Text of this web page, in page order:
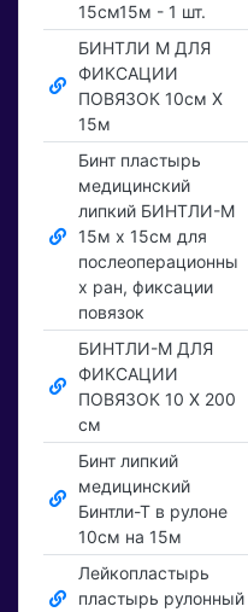
15см15м - 1 шт.
БИНТЛИ М ДЛЯ
ФИКСАЦИИ
ПОВЯЗОК 10см Х
15м
Бинт пластырь
медицинский
липкий БИНТЛИ-М
15м х 15см для
послеоперационны
х ран, фиксации
повязок
БИНТЛИ-М ДЛЯ
ФИКСАЦИИ
ПОВЯЗОК 10 Х 200
см
Бинт липкий
медицинский
Бинтли-Т в рулоне
10см на 15м
Лейкопластырь
пластырь рулонный